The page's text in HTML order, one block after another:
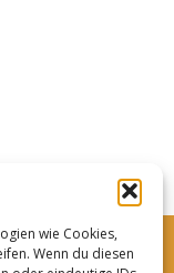
wie Cookies,
Wenn du diesen